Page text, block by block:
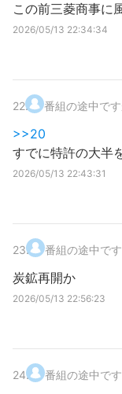
この前三菱商事に
2026/05/13 22:34:34
22. 番組の途中で
>>20
すでに特許の大半
2026/05/13 22:43:31
23. 番組の途中で
炭鉱再開か
2026/05/13 22:56:23
24. 番組の途中で